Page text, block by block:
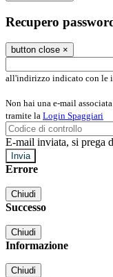
Recupero
button close ×
all'indirizzo indicato con le
Non hai una e-mail
tramite la Login Spaggiari
E-mail inviata, si prega
Errore
Chiudi
Successo
Chiudi
Informazione
Chiudi